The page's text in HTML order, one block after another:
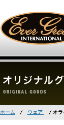
ホーム ウェア オ